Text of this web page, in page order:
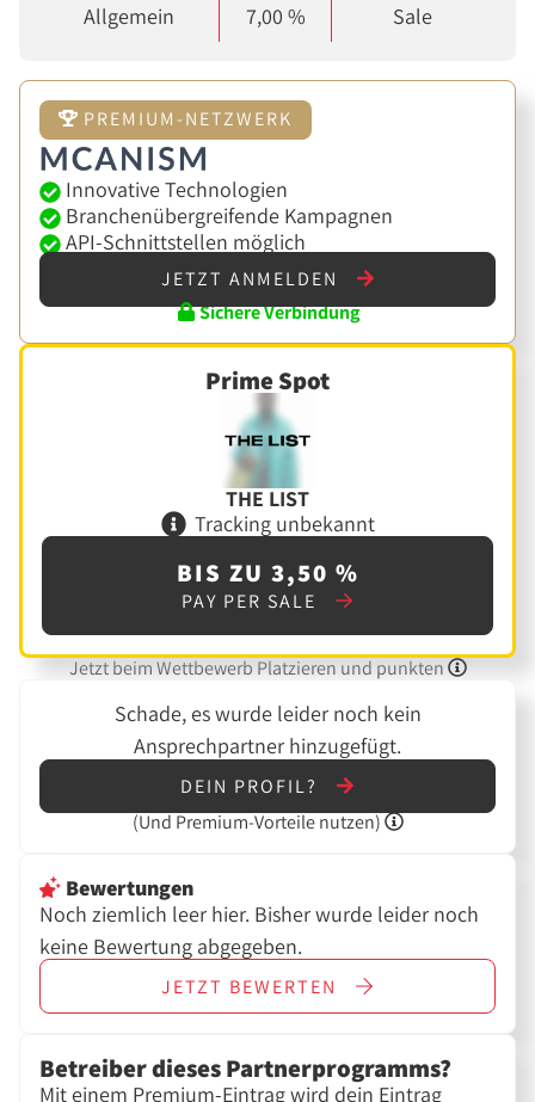
Allgemein
7,00 % Sale
PREMIUM-NETZWERK
Innovative Technologien
Branchenübergreifende Kampagnen
API-Schnittstellen möglich
JETZT ANMELDEN
Sichere Verbindung
Prime Spot
THE LIST
Tracking unbekannt
BIS ZU 3,50 %
PAY PER SALE
Jetzt beim Wettbewerb Platzieren und punkten
Schade, es wurde leider noch kein
Ansprechpartner hinzugefügt.
DEIN PROFIL?
(Und Premium-Vorteile nutzen)
Bewertungen
Noch ziemlich leer hier. Bisher wurde leider noch
keine Bewertung abgegeben.
JETZT BEWERTEN
Betreiber dieses Partnerprogramms?
Mit einem Premium-Eintrag wird dein Eintrag